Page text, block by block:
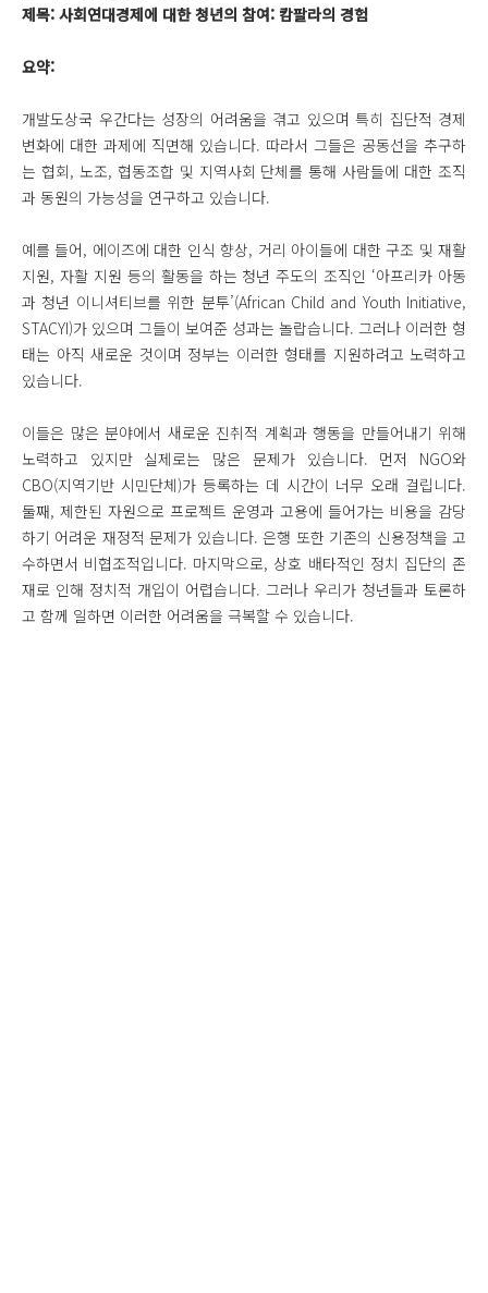
제목: 사회연대경제에 대한 청년의 참여: 캄팔라의 경험
요약:
개발도상국 우간다는 성장의 어려움을 겪고 있으며 특히 집단적 경제
변화에 대한 과제에 직면해 있습니다. 따라서 그들은 공동선을 추구하
는 협회, 노조, 협동조합 및 지역사회 단체를 통해 사람들에 대한 조직
과 동원의 가능성을 연구하고 있습니다.
예를 들어, 에이즈에 대한 인식 향상, 거리 아이들에 대한 구조 및 재활
지원, 자활 지원 등의 활동을 하는 청년 주도의 조직인 ‘아프리카 아동
과 청년 이니셔티브를 위한 분투’(African Child and Youth Initiative,
STACYI)가 있으며 그들이 보여준 성과는 놀랍습니다. 그러나 이러한 형
태는 아직 새로운 것이며 정부는 이러한 형태를 지원하려고 노력하고
있습니다.
이들은 많은 분야에서 새로운 진취적 계획과 행동을 만들어내기 위해
노력하고 있지만 실제로는 많은 문제가 있습니다. 먼저 NGO와
CBO(지역기반 시민단체)가 등록하는 데 시간이 너무 오래 걸립니다.
둘째, 제한된 자원으로 프로젝트 운영과 고용에 들어가는 비용을 감당
하기 어려운 재정적 문제가 있습니다. 은행 또한 기존의 신용정책을 고
수하면서 비협조적입니다. 마지막으로, 상호 배타적인 정치 집단의 존
재로 인해 정치적 개입이 어렵습니다. 그러나 우리가 청년들과 토론하
고 함께 일하면 이러한 어려움을 극복할 수 있습니다.